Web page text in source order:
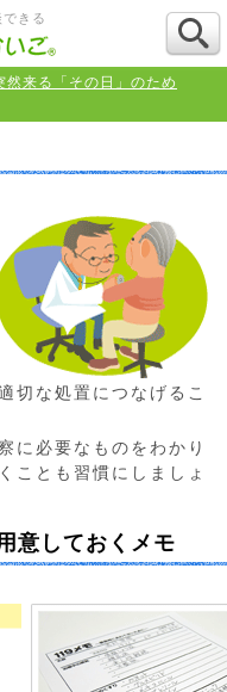
きる
然来る「その日」のため
切な処置につなげるこ
に必要なものをわかり
ことも習慣にしましょ
意しておくメモ